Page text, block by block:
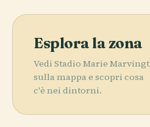
Esplora la zona
Vedi Stadio Marie Marvingt
sulla mappa e scopri cosa
c'è nei dintorni.